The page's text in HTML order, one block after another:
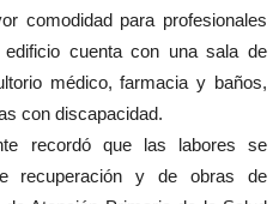
comodidad para profesionales
cuenta con una sala de
médico, farmacia y baños,
con discapacidad.
recordó que las labores se
recuperación y de obras de